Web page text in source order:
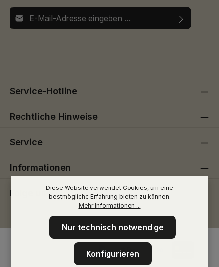
E-Mail-Adresse*
Service-Hotline
Rechtliche Hinweise
Service
Informationen
Folge uns
Diese Website verwendet Cookies, um eine
bestmögliche Erfahrung bieten zu können.
Mehr Informationen ...
Nur technisch notwendige
Konfigurieren